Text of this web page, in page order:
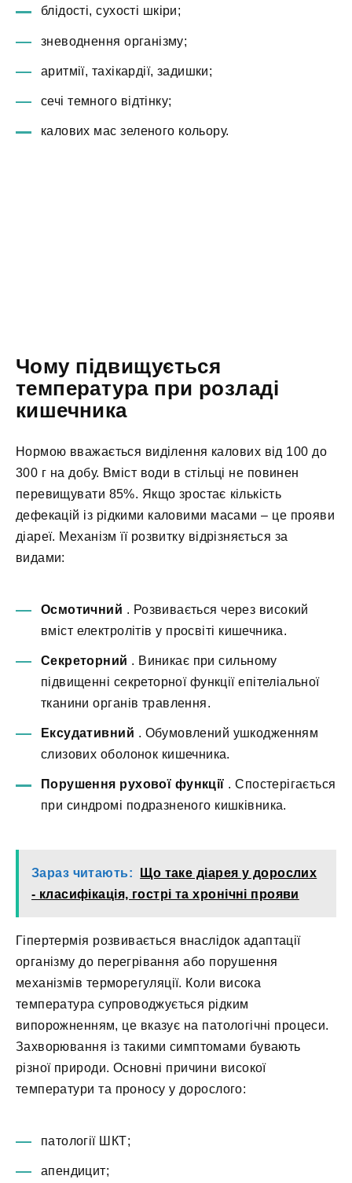
блідості, сухості шкіри;
зневоднення організму;
аритмії, тахікардії, задишки;
сечі темного відтінку;
калових мас зеленого кольору.
Чому підвищується
температура при розладі
кишечника
Нормою вважається виділення калових від 100 до
300 г на добу. Вміст води в стільці не повинен
перевищувати 85%. Якщо зростає кількість
дефекацій із рідкими каловими масами – це прояви
діареї. Механізм її розвитку відрізняється за
видами:
Осмотичний . Розвивається через високий
вміст електролітів у просвіті кишечника.
Секреторний . Виникає при сильному
підвищенні секреторної функції епітеліальної
тканини органів травлення.
Ексудативний . Обумовлений ушкодженням
слизових оболонок кишечника.
Порушення рухової функції . Спостерігається
при синдромі подразненого кишківника.
Зараз читають:
Що таке діарея у дорослих
- класифікація, гострі та хронічні прояви
Гіпертермія розвивається внаслідок адаптації
організму до перегрівання або порушення
механізмів терморегуляції. Коли висока
температура супроводжується рідким
випорожненням, це вказує на патологічні процеси.
Захворювання із такими симптомами бувають
різної природи. Основні причини високої
температури та проносу у дорослого:
патології ШКТ;
апендицит;